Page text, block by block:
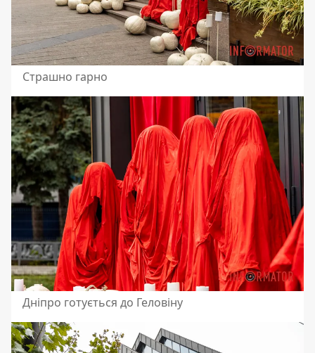
Страшно гарно
Дніпро готується до Геловіну